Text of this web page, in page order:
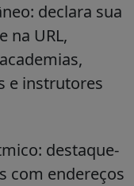
declara sua
na URL,
e instrutores
destaque-
com endereços